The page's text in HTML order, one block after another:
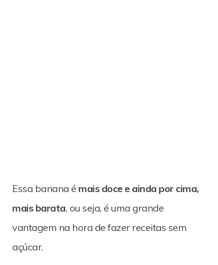
Essa banana é mais doce e ainda por cima,
mais barata, ou seja, é uma grande
vantagem na hora de fazer receitas sem
açúcar.